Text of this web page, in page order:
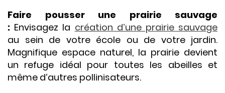
Faire pousser une prairie sauvage
: Envisagez la création d’une prairie sauvage
au sein de votre école ou de votre jardin.
Magnifique espace naturel, la prairie devient
un refuge idéal pour toutes les abeilles et
même d’autres pollinisateurs.